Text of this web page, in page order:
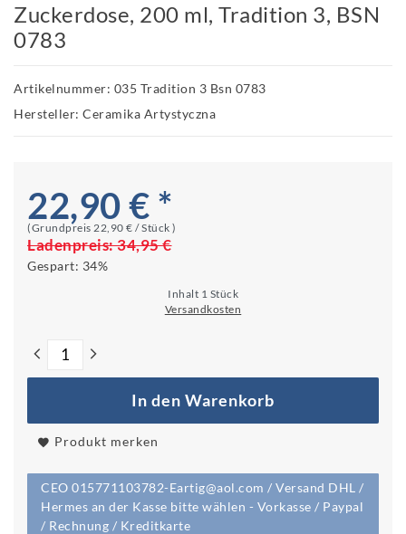
Zuckerdose, 200 ml, Tradition 3, BSN
0783
Artikelnummer: 035 Tradition 3 Bsn 0783
Hersteller: Ceramika Artystyczna
22,90 € *
(Grundpreis 22,90 € / Stück )
Ladenpreis:34,95 €
Gespart: 34%
Inhalt 1 Stück
Versandkosten
In den Warenkorb
Produkt merken
CEO 015771103782-Eartig@aol.com / Versand DHL /
Hermes an der Kasse bitte wählen - Vorkasse / Paypal
/ Rechnung / Kreditkarte